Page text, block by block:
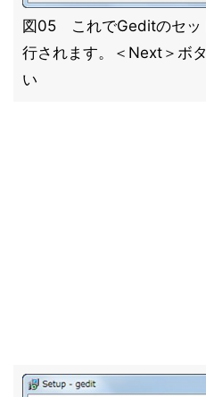
図05 これでGeditのセッ
行されます。＜Next＞ボ
い